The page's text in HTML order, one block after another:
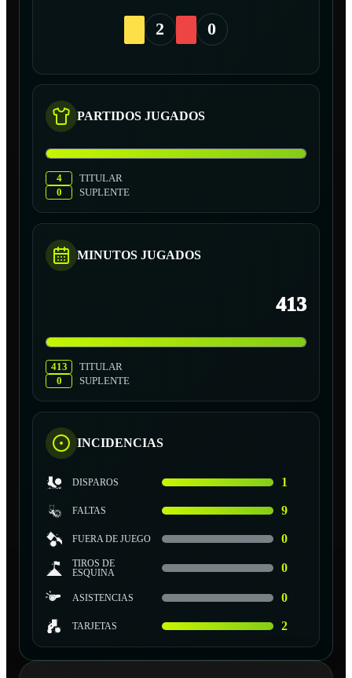
2 0
PARTIDOS JUGADOS
4
TITULAR
0
SUPLENTE
MINUTOS JUGADOS
413
413
TITULAR
0
SUPLENTE
INCIDENCIAS
DISPAROS 1
FALTAS 9
FUERA DE JUEGO 0
TIROS DE
ESQUINA
0
ASISTENCIAS 0
TARJETAS 2